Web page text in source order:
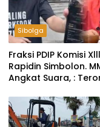
Sibolga
Fraksi PDIP Komisi
Rapidin Simbolon.
Angkat Suara, :
Harus Ungkap Tak
Hanya Klarifikasi